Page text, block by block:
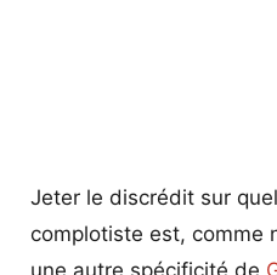
Jeter le discrédit sur
complotiste est, comme
une autre spécificité de